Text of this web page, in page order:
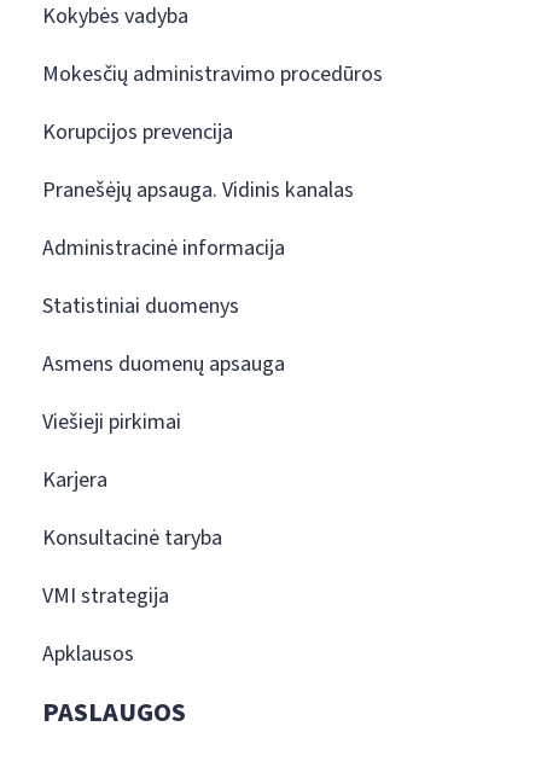
Kokybės vadyba
Mokesčių administravimo procedūros
Korupcijos prevencija
Pranešėjų apsauga. Vidinis kanalas
Administracinė informacija
Statistiniai duomenys
Asmens duomenų apsauga
Viešieji pirkimai
Karjera
Konsultacinė taryba
VMI strategija
Apklausos
PASLAUGOS